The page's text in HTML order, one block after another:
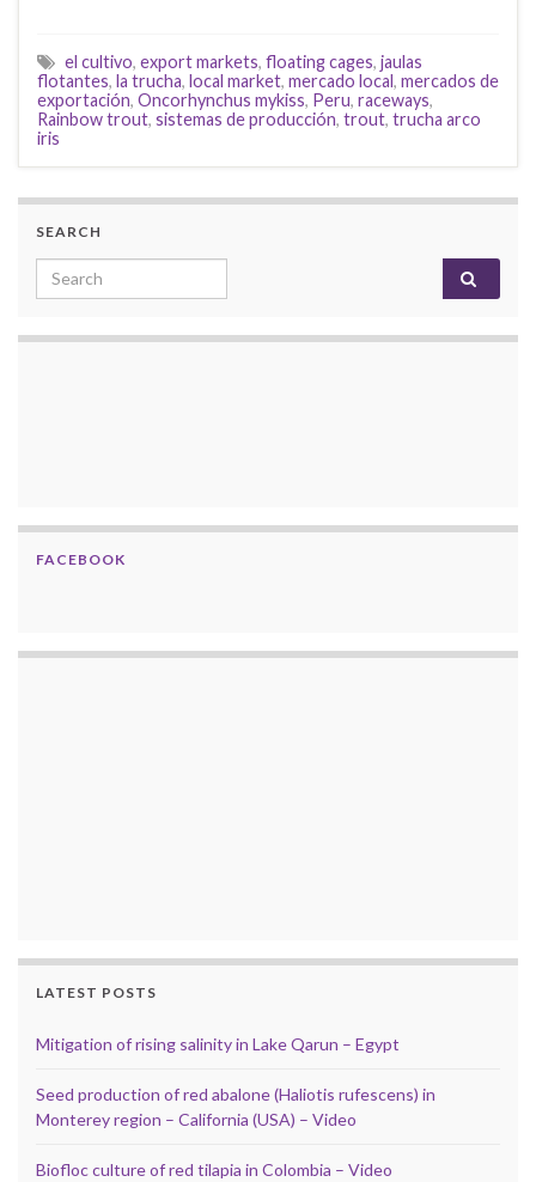
el cultivo, export markets, floating cages, jaulas
flotantes, la trucha, local market, mercado local, mercados de
exportación, Oncorhynchus mykiss, Peru, raceways,
Rainbow trout, sistemas de producción, trout, trucha arco
iris
SEARCH
Search for:
FACEBOOK
LATEST POSTS
Mitigation of rising salinity in Lake Qarun – Egypt
Seed production of red abalone (Haliotis rufescens) in
Monterey region – California (USA) – Video
Biofloc culture of red tilapia in Colombia – Video